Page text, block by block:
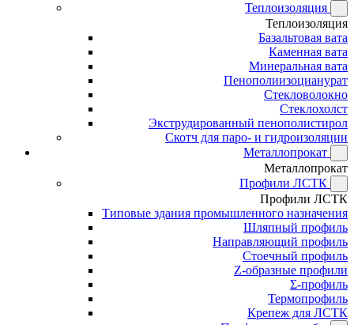
Теплоизоляция
Теплоизоляция
Базальтовая вата
Каменная вата
Минеральная вата
Пенополиизоцианурат
Стекловолокно
Стеклохолст
Экструдированный пенополистирол
Скотч для паро- и гидроизоляции
Металлопрокат
Металлопрокат
Профили ЛСТК
Профили ЛСТК
Типовые здания промышленного назначения
Шляпный профиль
Направляющий профиль
Стоечный профиль
Z-образные профили
Σ-профиль
Термопрофиль
Крепеж для ЛСТК